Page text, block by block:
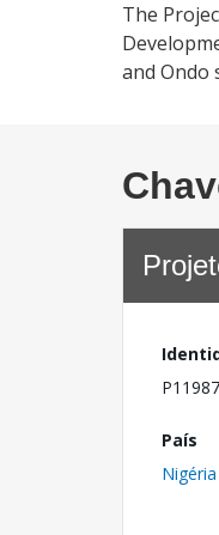
The
and Ondo
País
Nigéria